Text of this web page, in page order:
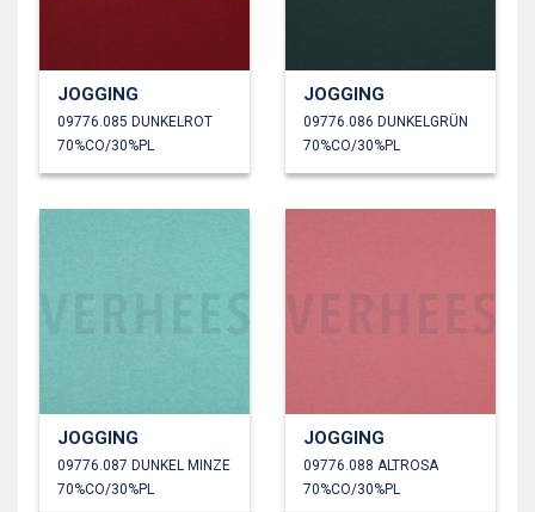
JOGGING
09776.085 DUNKELROT
70%CO/30%PL
JOGGING
09776.086 DUNKELGRÜN
70%CO/30%PL
JOGGING
09776.087 DUNKEL MINZE
70%CO/30%PL
JOGGING
09776.088 ALTROSA
70%CO/30%PL